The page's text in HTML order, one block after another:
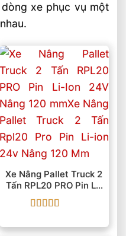
xe phục vụ một
Xe Nâng Pallet Truck 2
Tấn RPL20 PRO Pin Li-
Ion 24V Nâng 120 Mm
hạng55 sao